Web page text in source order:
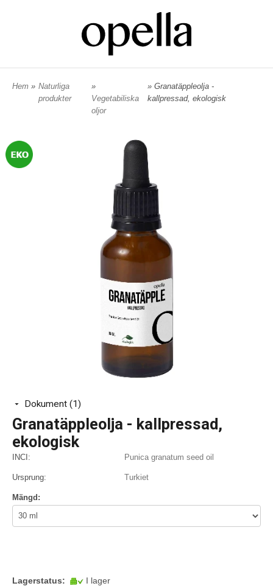
Hem » Naturliga
produkter
»
Vegetabiliska
oljor
» Granatäppleolja -
kallpressad, ekologisk
Dokument (1)
Granatäppleolja - kallpressad,
ekologisk
INCI: Punica granatum seed oil
Ursprung: Turkiet
Mängd:
Lagerstatus: I lager